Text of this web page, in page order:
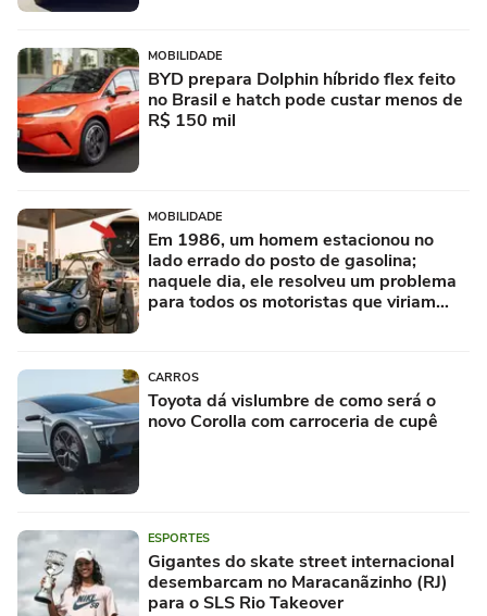
MOBILIDADE
BYD prepara Dolphin híbrido flex feito
no Brasil e hatch pode custar menos de
R$ 150 mil
MOBILIDADE
Em 1986, um homem estacionou no
lado errado do posto de gasolina;
naquele dia, ele resolveu um problema
para todos os motoristas que viriam
CARROS
Toyota dá vislumbre de como será o
novo Corolla com carroceria de cupê
ESPORTES
Gigantes do skate street internacional
desembarcam no Maracanãzinho (RJ)
para o SLS Rio Takeover